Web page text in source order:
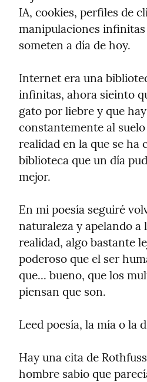
IA, cookies, perfiles de
manipulaciones infinitas
someten a día de hoy.
Internet era una
infinitas, ahora sieinto
gato por liebre y que
constantemente al
realidad en la que se ha
biblioteca que un día
mejor.
En mi poesía seguiré
naturaleza y apelando a
realidad, algo bastante
poderoso que el ser
que... bueno, que los
piensan que son.
Leed poesía, la mía o la
Hay una cita de
hombre sabio que